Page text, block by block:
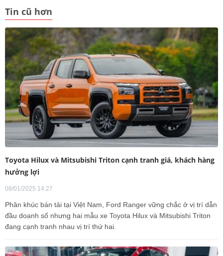
Tin cũ hơn
Toyota Hilux và Mitsubishi Triton cạnh tranh giá, khách hàng
hưởng lợi
08/01/2025 14:27
Phân khúc bán tải tại Việt Nam, Ford Ranger vững chắc ở vị trí dẫn
đầu doanh số nhưng hai mẫu xe Toyota Hilux và Mitsubishi Triton
đang cạnh tranh nhau vị trí thứ hai.